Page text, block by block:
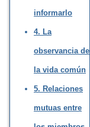
informarlo
4. La
observancia de
la vida común
5. Relaciones
mutuas entre